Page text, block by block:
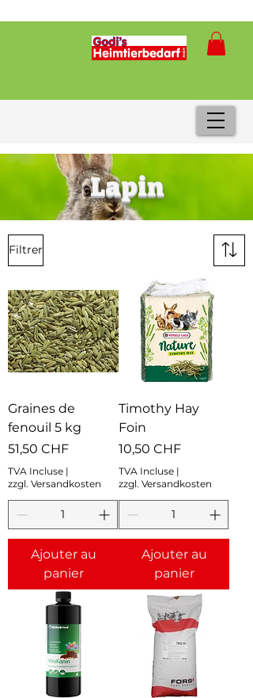
Lapin
Filtrer
Graines de
fenouil 5 kg
Prix
51,50 CHF
TVA Incluse |
zzgl. Versandkosten
Ajouter au
panier
Timothy Hay
Foin
Prix
10,50 CHF
TVA Incluse |
zzgl. Versandkosten
Ajouter au
panier